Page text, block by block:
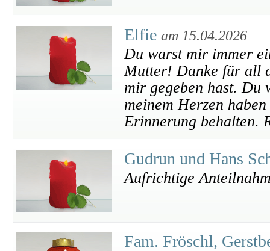
Elfie am 15.04.2026
Du warst mir immer
Mutter! Danke für all
mir gegeben hast. Du
meinem Herzen
Erinnerung behalten.
Gudrun und Hans
Aufrichtige
Fam. Fröschl,